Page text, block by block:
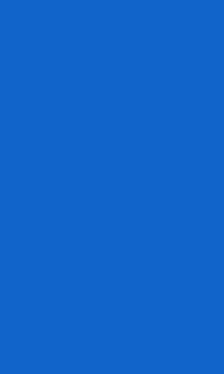
ာန
းဝန်ကြီးဌာန
ာန
းဝန်ကြီးဌာန
ပြည်သူ့အင်အား